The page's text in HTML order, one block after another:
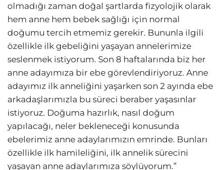
olmadığı zaman doğal şartlarda fizyolojik olarak
hem anne hem bebek sağlığı için normal
doğumu tercih etmemiz gerekir. Bununla ilgili
özellikle ilk gebeliğini yaşayan annelerimize
seslenmek istiyorum. Son 8 haftalarında biz her
anne adayımıza bir ebe görevlendiriyoruz. Anne
adayımız ilk anneliğini yaşarken son 2 ayında ebe
arkadaşlarımızla bu süreci beraber yaşasınlar
istiyoruz. Doğuma hazırlık, nasıl doğum
yapılacağı, neler bekleneceği konusunda
ebelerimiz anne adaylarımızın emrinde. Bunları
özellikle ilk hamileliğini, ilk annelik sürecini
yaşayan anne adaylarımıza söylüyorum.”